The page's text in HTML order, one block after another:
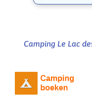
Camping Le Lac